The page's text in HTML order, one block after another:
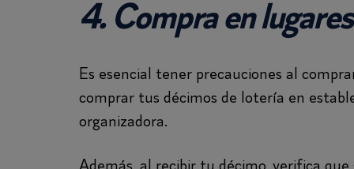
4. Compra en
Es esencial tener precauciones al
comprar tus décimos de lotería en
organizadora.